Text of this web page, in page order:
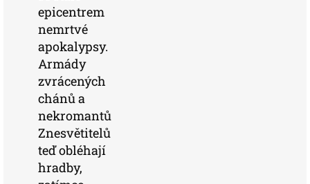
epicentrem
nemrtvé
apokalypsy.
Armády
zvrácených
chánů a
nekromantů
Znesvětitelů
teď obléhají
hradby,